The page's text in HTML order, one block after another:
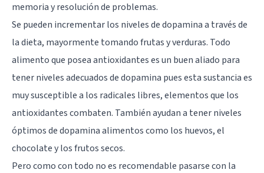
memoria y resolución de problemas.
Se pueden incrementar los niveles de dopamina a través de
la dieta, mayormente tomando frutas y verduras. Todo
alimento que posea antioxidantes es un buen aliado para
tener niveles adecuados de dopamina pues esta sustancia es
muy susceptible a los radicales libres, elementos que los
antioxidantes combaten. También ayudan a tener niveles
óptimos de dopamina alimentos como los huevos, el
chocolate y los frutos secos.
Pero como con todo no es recomendable pasarse con la